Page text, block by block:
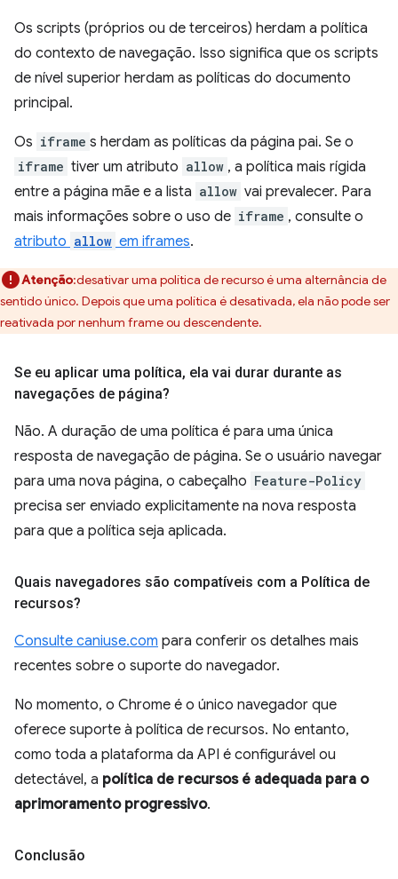
Os scripts (próprios ou de terceiros) herdam a política
do contexto de navegação. Isso significa que os scripts
de nível superior herdam as políticas do documento
principal.
Os iframe s herdam as políticas da página pai. Se o
iframe tiver um atributo allow , a política mais rígida
entre a página mãe e a lista allow vai prevalecer. Para
mais informações sobre o uso de iframe , consulte o
atributo allow em iframes.
Atenção:desativar uma política de recurso é uma alternância de
sentido único. Depois que uma política é desativada, ela não pode ser
reativada por nenhum frame ou descendente.
Se eu aplicar uma política, ela vai durar durante as
navegações de página?
Não. A duração de uma política é para uma única
resposta de navegação de página. Se o usuário navegar
para uma nova página, o cabeçalho Feature-Policy
precisa ser enviado explicitamente na nova resposta
para que a política seja aplicada.
Quais navegadores são compatíveis com a Política de
recursos?
Consulte caniuse.com para conferir os detalhes mais
recentes sobre o suporte do navegador.
No momento, o Chrome é o único navegador que
oferece suporte à política de recursos. No entanto,
como toda a plataforma da API é configurável ou
detectável, a política de recursos é adequada para o
aprimoramento progressivo.
Conclusão